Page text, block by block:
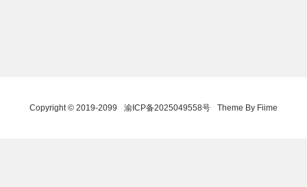
Copyright © 2019-2099 渝ICP备2025049558号 Theme By Fiime